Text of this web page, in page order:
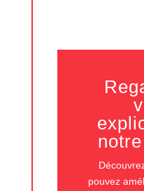
pouvez